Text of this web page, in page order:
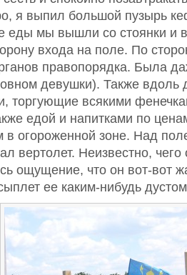
я выпил большой пузырь
еды мы вышли со стоянки и
входа на поле. По
правопорядка. Была
девушки). Также вдоль
торгующие всякими
едой и напитками по
в огороженной зоне. Над
вертолет. Неизвестно,
ощущение, что он вот-вот
ее каким-нибудь